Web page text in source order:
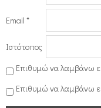
Email *
Ιστότοπος
Επιθυμώ να λαμβάνω
Επιθυμώ να λαμβάνω